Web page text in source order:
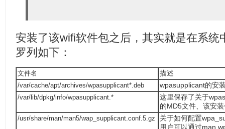
安装了该wifi软件包之后，其实就是在系统
罗列如下：
文件名
描述
/var/cache/apt/archives/wpasupplicant*.deb
wpasupplicant的安
/var/lib/dpkg/info/wpasupplicant.*
这里保存了关于
的MD5文件、该安
/usr/share/man/man5/wap_supplicant.conf.5.gz
关于如何配置
用户可以通过man